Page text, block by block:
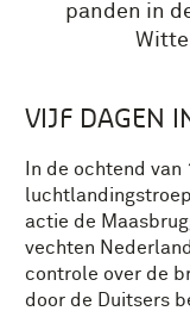
panden in
VIJF DAGEN
In de ochtend van
actie de
vechten
controle over de
door de Duitsers